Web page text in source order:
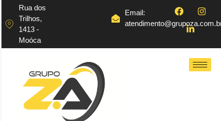
Rua dos
Trilhos,
1413 -
Moóca
Email: